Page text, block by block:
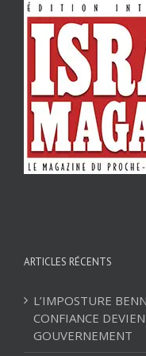
ARTICLES RÉCENTS
L’IMPOSTURE
CONFIANCE
GOUVERNEMENT